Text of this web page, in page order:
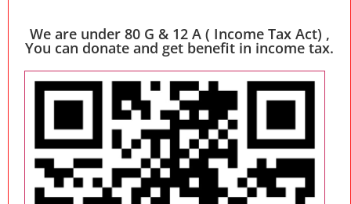
We are under 80 G & 12 A ( Income Tax Act) ,
You can donate and get benefit in income tax.